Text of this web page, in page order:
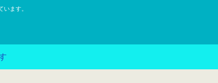
ます。